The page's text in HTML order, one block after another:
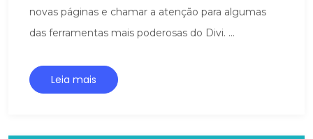
novas páginas e chamar a atenção para algumas
das ferramentas mais poderosas do Divi. ...
Leia mais